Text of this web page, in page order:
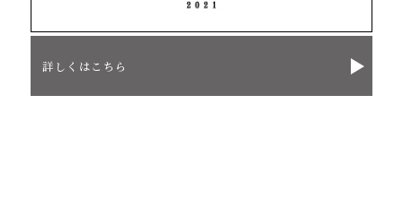
詳しくはこちら